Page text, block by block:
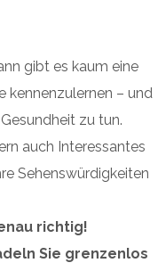
gibt es kaum eine
kennenzulernen – und
zu tun.
auch Interessantes
Sehenswürdigkeiten
richtig!
Sie grenzenlos